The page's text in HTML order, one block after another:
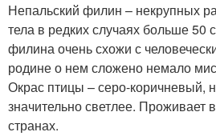
Непальский филин – некрупных
тела в редких случаях больше 50
филина очень схожи с
родине о нем сложено немало
Окрас птицы – серо-коричневый,
значительно светлее. Проживает
странах.